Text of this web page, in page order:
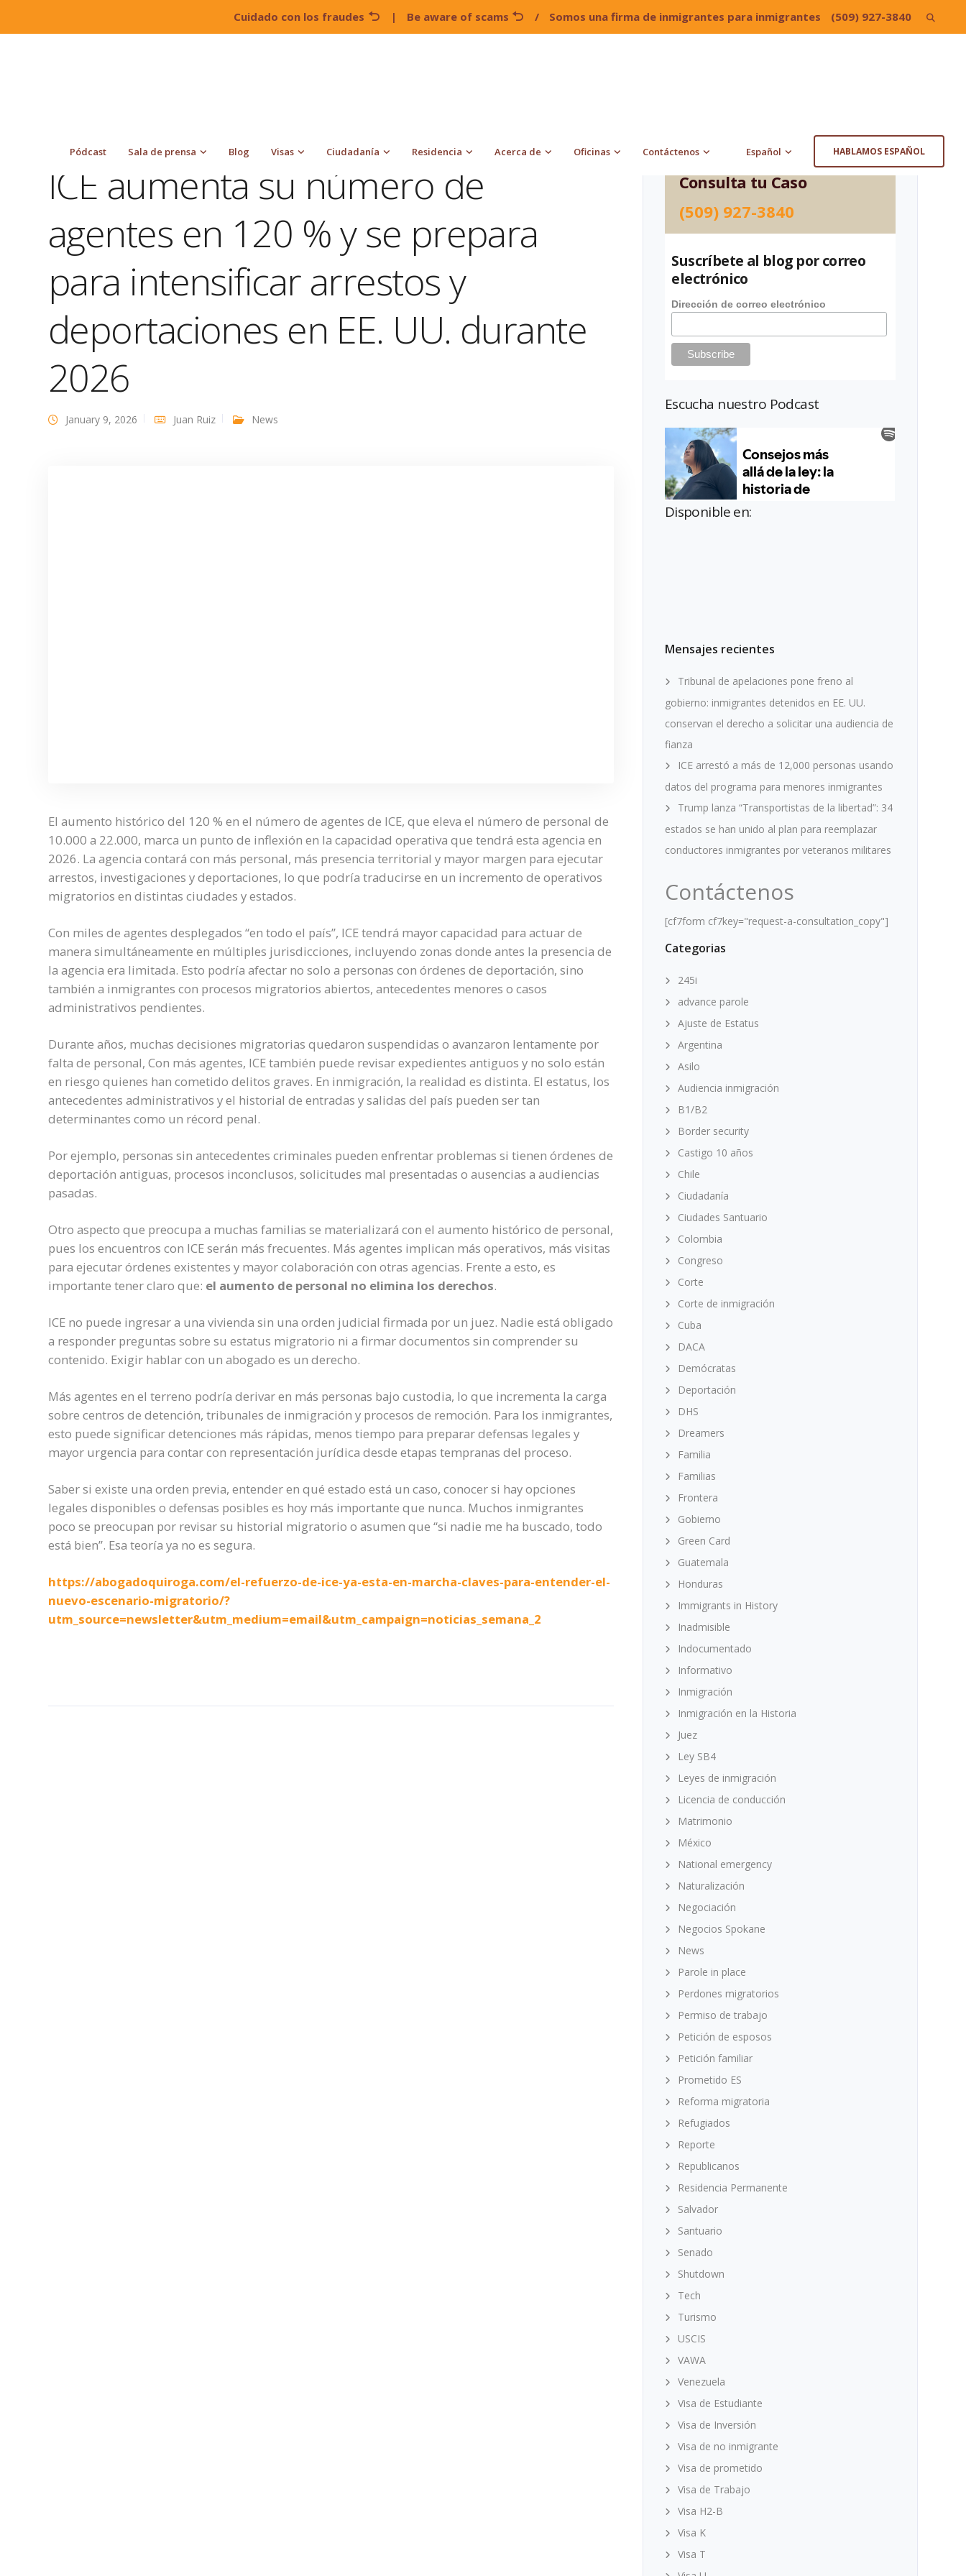
Cuidado con los fraudes | Be aware of scams / Somos una firma de inmigrantes para inmigrantes (509) 927-3840 Search
Pódcast Sala de prensa Blog Visas Ciudadanía Residencia Acerca de Oficinas Contáctenos Español HABLAMOS ESPAÑOL
intensificar arrestos y deportaciones en EE. UU. durante 2026
ICE aumenta su número de
agentes en 120 % y se prepara
para intensificar arrestos y
deportaciones en EE. UU. durante
2026
January 9, 2026 Juan Ruiz News
El aumento histórico del 120 % en el número de agentes de ICE, que eleva el número de personal de
10.000 a 22.000, marca un punto de inflexión en la capacidad operativa que tendrá esta agencia en
2026. La agencia contará con más personal, más presencia territorial y mayor margen para ejecutar
arrestos, investigaciones y deportaciones, lo que podría traducirse en un incremento de operativos
migratorios en distintas ciudades y estados.
Con miles de agentes desplegados “en todo el país”, ICE tendrá mayor capacidad para actuar de
manera simultáneamente en múltiples jurisdicciones, incluyendo zonas donde antes la presencia de
la agencia era limitada. Esto podría afectar no solo a personas con órdenes de deportación, sino
también a inmigrantes con procesos migratorios abiertos, antecedentes menores o casos
administrativos pendientes.
Durante años, muchas decisiones migratorias quedaron suspendidas o avanzaron lentamente por
falta de personal, Con más agentes, ICE también puede revisar expedientes antiguos y no solo están
en riesgo quienes han cometido delitos graves. En inmigración, la realidad es distinta. El estatus, los
antecedentes administrativos y el historial de entradas y salidas del país pueden ser tan
determinantes como un récord penal.
Por ejemplo, personas sin antecedentes criminales pueden enfrentar problemas si tienen órdenes de
deportación antiguas, procesos inconclusos, solicitudes mal presentadas o ausencias a audiencias
pasadas.
Otro aspecto que preocupa a muchas familias se materializará con el aumento histórico de personal,
pues los encuentros con ICE serán más frecuentes. Más agentes implican más operativos, más visitas
para ejecutar órdenes existentes y mayor colaboración con otras agencias. Frente a esto, es
importante tener claro que: el aumento de personal no elimina los derechos.
ICE no puede ingresar a una vivienda sin una orden judicial firmada por un juez. Nadie está obligado
a responder preguntas sobre su estatus migratorio ni a firmar documentos sin comprender su
contenido. Exigir hablar con un abogado es un derecho.
Más agentes en el terreno podría derivar en más personas bajo custodia, lo que incrementa la carga
sobre centros de detención, tribunales de inmigración y procesos de remoción. Para los inmigrantes,
esto puede significar detenciones más rápidas, menos tiempo para preparar defensas legales y
mayor urgencia para contar con representación jurídica desde etapas tempranas del proceso.
Saber si existe una orden previa, entender en qué estado está un caso, conocer si hay opciones
legales disponibles o defensas posibles es hoy más importante que nunca. Muchos inmigrantes
poco se preocupan por revisar su historial migratorio o asumen que “si nadie me ha buscado, todo
está bien”. Esa teoría ya no es segura.
https://abogadoquiroga.com/el-refuerzo-de-ice-ya-esta-en-marcha-claves-para-entender-el-
nuevo-escenario-migratorio/?
utm_source=newsletter&utm_medium=email&utm_campaign=noticias_semana_2
Consulta tu Caso
(509) 927-3840
Suscríbete al blog por correo
electrónico
Dirección de correo electrónico
Escucha nuestro Podcast
Disponible en:
Mensajes recientes
Tribunal de apelaciones pone freno al
gobierno: inmigrantes detenidos en EE. UU.
conservan el derecho a solicitar una audiencia de
fianza
ICE arrestó a más de 12,000 personas usando
datos del programa para menores inmigrantes
Trump lanza “Transportistas de la libertad”: 34
estados se han unido al plan para reemplazar
conductores inmigrantes por veteranos militares
Contáctenos
[cf7form cf7key="request-a-consultation_copy"]
Categorias
245i
advance parole
Ajuste de Estatus
Argentina
Asilo
Audiencia inmigración
B1/B2
Border security
Castigo 10 años
Chile
Ciudadanía
Ciudades Santuario
Colombia
Congreso
Corte
Corte de inmigración
Cuba
DACA
Demócratas
Deportación
DHS
Dreamers
Familia
Familias
Frontera
Gobierno
Green Card
Guatemala
Honduras
Immigrants in History
Inadmisible
Indocumentado
Informativo
Inmigración
Inmigración en la Historia
Juez
Ley SB4
Leyes de inmigración
Licencia de conducción
Matrimonio
México
National emergency
Naturalización
Negociación
Negocios Spokane
News
Parole in place
Perdones migratorios
Permiso de trabajo
Petición de esposos
Petición familiar
Prometido ES
Reforma migratoria
Refugiados
Reporte
Republicanos
Residencia Permanente
Salvador
Santuario
Senado
Shutdown
Tech
Turismo
USCIS
VAWA
Venezuela
Visa de Estudiante
Visa de Inversión
Visa de no inmigrante
Visa de prometido
Visa de Trabajo
Visa H2-B
Visa K
Visa T